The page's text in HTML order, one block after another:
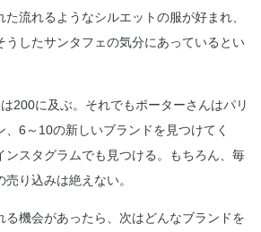
流れるようなシルエットの服が好まれ、
うしたサンタフェの気分にあっているとい
200に及ぶ。それでもポーターさんはパリ
6～10の新しいブランドを見つけてく
ンスタグラムでも見つける。もちろん、毎
り込みは絶えない。
機会があったら、次はどんなブランドを